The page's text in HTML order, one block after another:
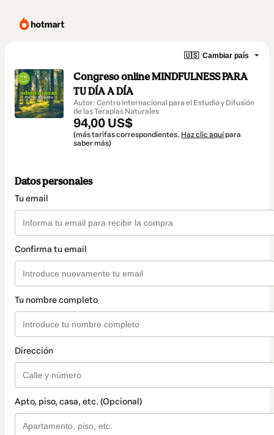
🇺🇸 Cambiar país
Congreso online MINDFULNESS PARA
TU DÍA A DÍA
Autor: Centro Internacional para el Estudio y Difusión
de las Terapias Naturales
94,00 US$
(más tarifas correspondientes. Haz clic aquí para
saber más)
Datos personales
Tu email
Confirma tu email
Tu nombre completo
Dirección
Apto, piso, casa, etc. (Opcional)